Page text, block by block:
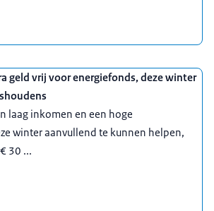
geld vrij voor energiefonds, deze winter
laag inkomen en een hoge
winter aanvullend te kunnen helpen,
30 ...